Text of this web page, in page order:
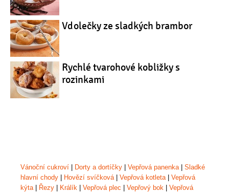
Vdolečky ze sladkých brambor
Rychlé tvarohové kobližky s
rozinkami
Vánoční cukroví Dorty a dortíčky Vepřová panenka| Sladké
hlavní chody
Hovězí svíčková| Vepřová kotleta| Vepřová
kýta| Řezy Králík Vepřová plec Vepřový bok
Vepřová